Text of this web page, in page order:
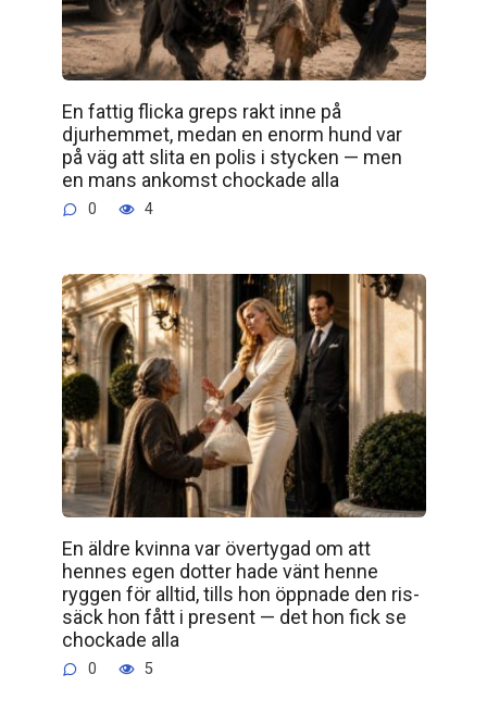
En fattig flicka greps rakt inne på
djurhemmet, medan en enorm hund var
på väg att slita en polis i stycken — men
en mans ankomst chockade alla
0 4
En äldre kvinna var övertygad om att
hennes egen dotter hade vänt henne
ryggen för alltid, tills hon öppnade den ris­
säck hon fått i present — det hon fick se
chockade alla
0 5